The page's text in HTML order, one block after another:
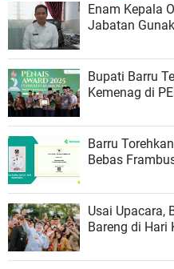
Enam Kepala
Jabatan
Bupati Barru
Kemenag di
Barru
Bebas
Usai Upacara,
Bareng di Hari